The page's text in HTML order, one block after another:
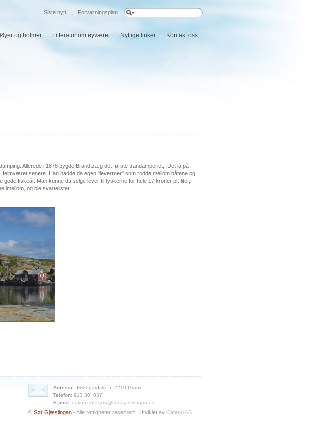
Siste nytt | Forvaltningsplan
Øyer og holmer Litteratur om øyværet Nyttige linker Kontakt oss
Allerede i 1878 bygde Brandtzæg det første trandamperiet,. Det lå på
senere. Han hadde da egen "leverroer" som rodde mellom båtene og
fiskeår. Man kunne da selge lever til tyskerne for hele 17 kroner pr. liter,
imellom, og ble svartelistet.
Adresse: Fiskegardslia 5, 2210 Granli
Telefon: 913 30 037
E-post: dokumentasjon@sor-gjaeslingan.no
© Sør Gjæslingan - Alle rettigheter reservert | Utviklet av Cateno AS